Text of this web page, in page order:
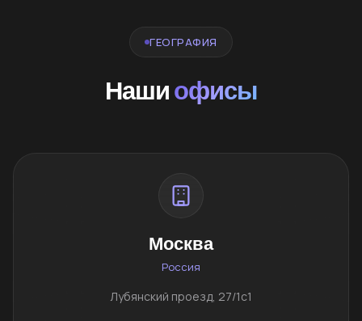
ГЕОГРАФИЯ
Нашиофисы
Москва
Россия
Лубянский проезд, 27/1с1